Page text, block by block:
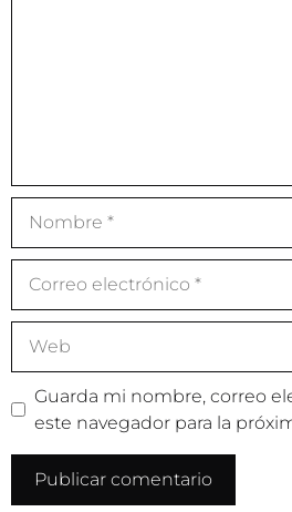
Guarda mi nombre, correo
este navegador para la